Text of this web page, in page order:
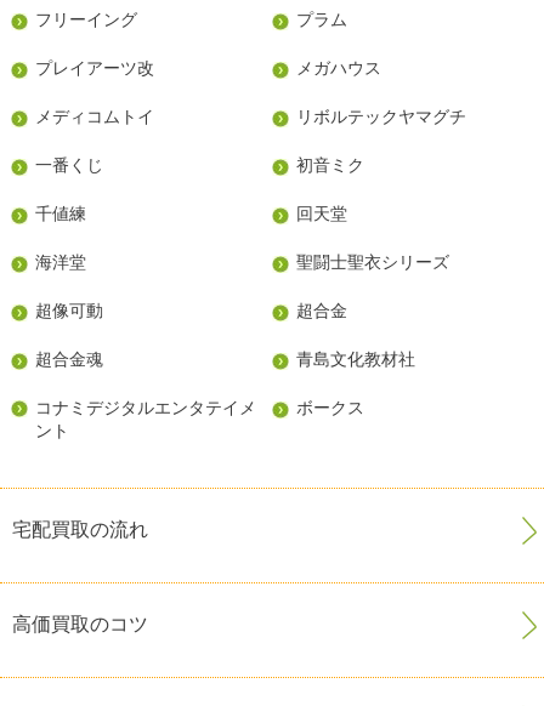
フリーイング プラム
プレイアーツ改 メガハウス
メディコムトイ リボルテックヤマグチ
一番くじ 初音ミク
千値練 回天堂
海洋堂 聖闘士聖衣シリーズ
超像可動 超合金
超合金魂 青島文化教材社
コナミデジタルエンタテイメ
ント
ボークス
宅配買取の流れ
高価買取のコツ